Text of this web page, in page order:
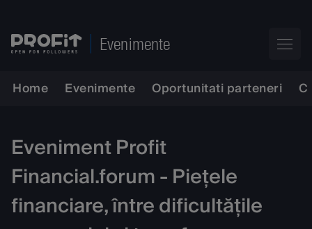
Evenimente
Home Evenimente Oportunitati parteneri
Eveniment Profit
Financial.forum - Piețele
financiare, între dificultățile